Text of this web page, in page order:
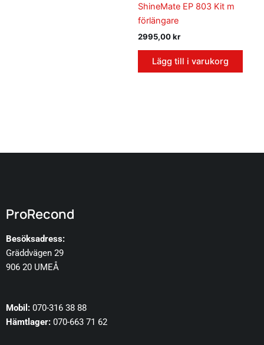
ShineMate EP 803 Kit m
förlängare
2995,00kr
Lägg till i varukorg
ProRecond
Besöksadress:
Gräddvägen 29
906 20 UMEÅ
Mobil: 070-316 38 88
Hämtlager: 070-663 71 62